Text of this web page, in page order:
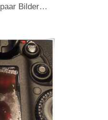
Bilder…